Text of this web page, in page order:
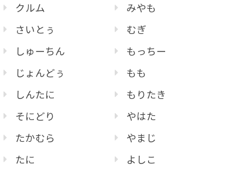
クルム
さいとぅ
しゅーちん
じょんどぅ
しんたに
そにどり
たかむら
たに
みやも
むぎ
もっちー
もも
もりたき
やはた
やまじ
よしこ